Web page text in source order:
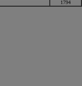
1794